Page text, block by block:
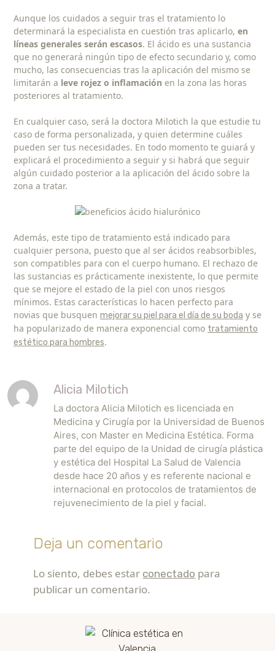
Aunque los cuidados a seguir tras el tratamiento lo
determinará la especialista en cuestión tras aplicarlo, en
líneas generales serán escasos. El ácido es una sustancia
que no generará ningún tipo de efecto secundario y, como
mucho, las consecuencias tras la aplicación del mismo se
limitarán a leve rojez o inflamación en la zona las horas
posteriores al tratamiento.
En cualquier caso, será la doctora Milotich la que estudie tu
caso de forma personalizada, y quien determine cuáles
pueden ser tus necesidades. En todo momento te guiará y
explicará el procedimiento a seguir y si habrá que seguir
algún cuidado posterior a la aplicación del ácido sobre la
zona a tratar.
Además, este tipo de tratamiento está indicado para
cualquier persona, puesto que al ser ácidos reabsorbibles,
son compatibles para con el cuerpo humano. El rechazo de
las sustancias es prácticamente inexistente, lo que permite
que se mejore el estado de la piel con unos riesgos
mínimos. Estas características lo hacen perfecto para
novias que busquen mejorar su piel para el día de su boda y se
ha popularizado de manera exponencial como tratamiento
estético para hombres.
Alicia Milotich
La doctora Alicia Milotich es licenciada en
Medicina y Cirugía por la Universidad de Buenos
Aires, con Master en Medicina Estética. Forma
parte del equipo de la Unidad de cirugía plástica
y estética del Hospital La Salud de Valencia
desde hace 20 años y es referente nacional e
internacional en protocolos de tratamientos de
rejuvenecimiento de la piel y facial.
Deja un comentario
Lo siento, debes estar conectado para
publicar un comentario.